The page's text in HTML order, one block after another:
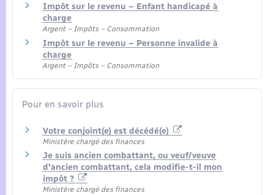
Impôt sur le revenu – Enfant handicapé à
charge
Argent – Impôts – Consommation
Impôt sur le revenu – Personne invalide à
charge
Argent – Impôts – Consommation
Pour en savoir plus
Votre conjoint(e) est décédé(e)
Ministère chargé des finances
Je suis ancien combattant, ou veuf/veuve
d'ancien combattant, cela modifie-t-il mon
impôt ?
Ministère chargé des finances